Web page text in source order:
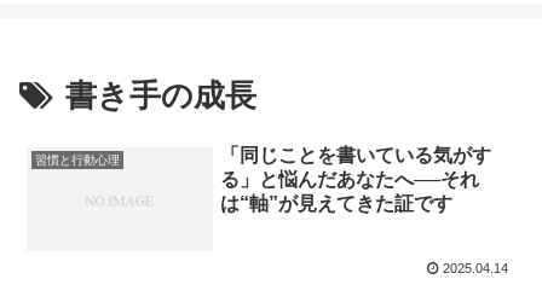
書き手の成長
習慣と行動心理
「同じことを書いている気がす
る」と悩んだあなたへ──それ
は“軸”が見えてきた証です
2025.04.14